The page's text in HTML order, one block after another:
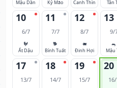
Mậu Dần
Kỷ Mão
Canh Thìn
Tân
10
6/7
🐓
Ất Dậu
11
7/7
🐕
Bính Tuất
12
8/7
🐖
Đinh Hợi
13
9/
🐀
Mậu
17
13/7
18
14/7
19
15/7
20